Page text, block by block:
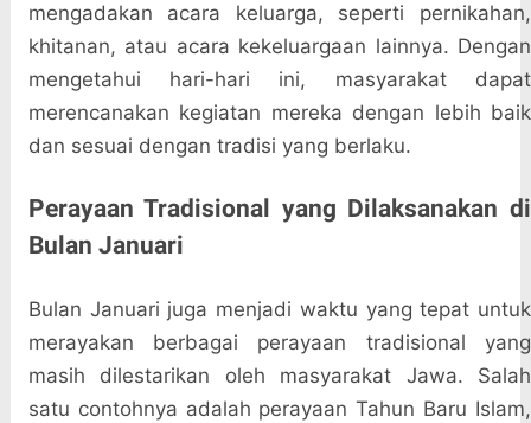
mengadakan acara keluarga, seperti pernikahan,
khitanan, atau acara kekeluargaan lainnya. Dengan
mengetahui hari-hari ini, masyarakat dapat
merencanakan kegiatan mereka dengan lebih baik
dan sesuai dengan tradisi yang berlaku.
Perayaan Tradisional yang Dilaksanakan di
Bulan Januari
Bulan Januari juga menjadi waktu yang tepat untuk
merayakan berbagai perayaan tradisional yang
masih dilestarikan oleh masyarakat Jawa. Salah
satu contohnya adalah perayaan Tahun Baru Islam,